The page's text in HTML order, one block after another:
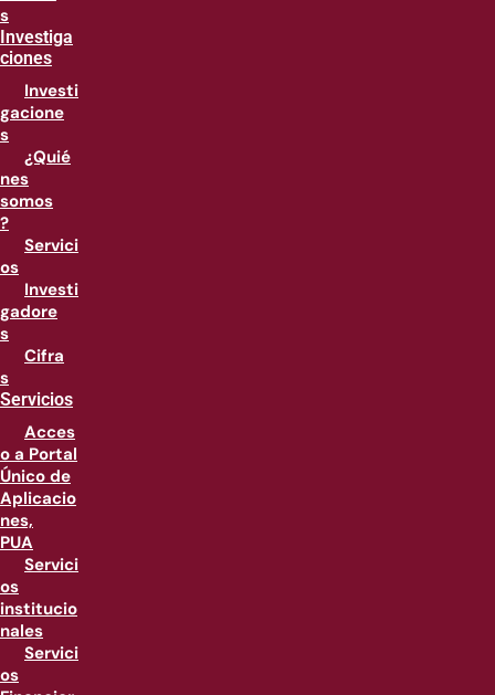
s
Investiga
ciones
Investi
gacione
s
¿Quié
nes
somos
?
Servici
os
Investi
gadore
s
Cifra
s
Servicios
Acces
o a Portal
Único de
Aplicacio
nes,
PUA
Servici
os
institucio
nales
Servici
os